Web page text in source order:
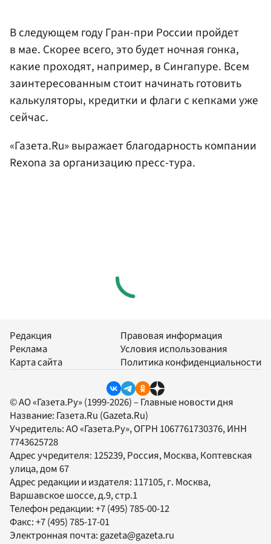
В следующем году Гран-при России пройдет
в мае. Скорее всего, это будет ночная гонка,
какие проходят, например, в Сингапуре. Всем
заинтересованным стоит начинать готовить
калькуляторы, кредитки и флаги с кепками уже
сейчас.
«Газета.Ru» выражает благодарность компании
Rexona за организацию пресс-тура.
Редакция
Реклама
Карта сайта
Правовая информация
Условия использования
Политика конфиденциальности
© АО «Газета.Ру» (1999-2026) – Главные новости дня
Название: Газета.Ru (Gazeta.Ru)
Учредитель:АО «Газета.Ру», ОГРН 1067761730376, ИНН
7743625728
Адрес учредителя: 125239, Россия, Москва, Коптевская
улица, дом 67
Адрес редакции и издателя: 117105, г. Москва,
Варшавское шоссе, д.9, стр.1
Телефон редакции:+7 (495) 785-00-12
Факс:+7 (495) 785-17-01
Электронная почта:gazeta@gazeta.ru